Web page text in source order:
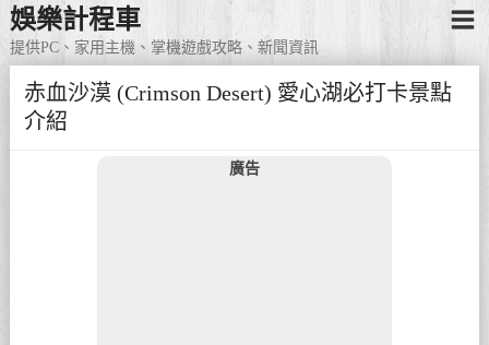
娛樂計程車
提供PC、家用主機、掌機遊戲攻略、新聞資訊
赤血沙漠 (Crimson Desert) 愛心湖必打卡景點
介紹
廣告